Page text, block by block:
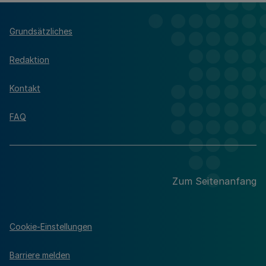
Grundsätzliches
Redaktion
Kontakt
FAQ
Zum Seitenanfang
Cookie-Einstellungen
Barriere melden